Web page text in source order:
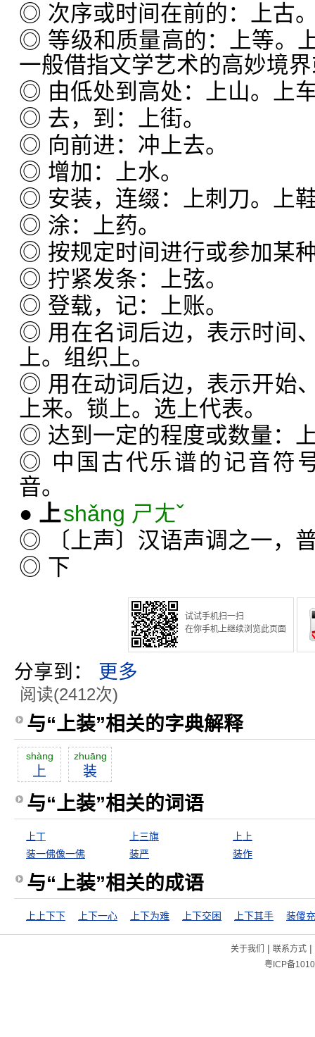
◎ 次序或时间在前的：上古
◎ 等级和质量高的：上等。
一般借指文学艺术的高妙境
◎ 由低处到高处：上山。上
◎ 去，到：上街。
◎ 向前进：冲上去。
◎ 增加：上水。
◎ 安装，连缀：上刺刀。上
◎ 涂：上药。
◎ 按规定时间进行或参加某
◎ 拧紧发条：上弦。
◎ 登载，记：上账。
◎ 用在名词后边，表示时间
上。组织上。
◎ 用在动词后边，表示开始
上来。锁上。选上代表。
◎ 达到一定的程度或数量：
◎ 中国古代乐谱的记音符
音。
● 上shǎng ㄕㄤˇ
◎ 〔上声〕汉语声调之一，
◎ 下
试试手机扫一扫
在你手机上继续浏览此页面
分享到： 更多
阅读(2412次)
与“上装”相关的字典解释
shàng
上
zhuāng
装
与“上装”相关的词语
上丁 上三旗
上上
装一佛像一佛
装严 装作
与“上装”相关的成语
上上下下 上下一心 上下为难 上下交困 上下其手 装傻
关于我们 | 联系方式|
粤ICP备